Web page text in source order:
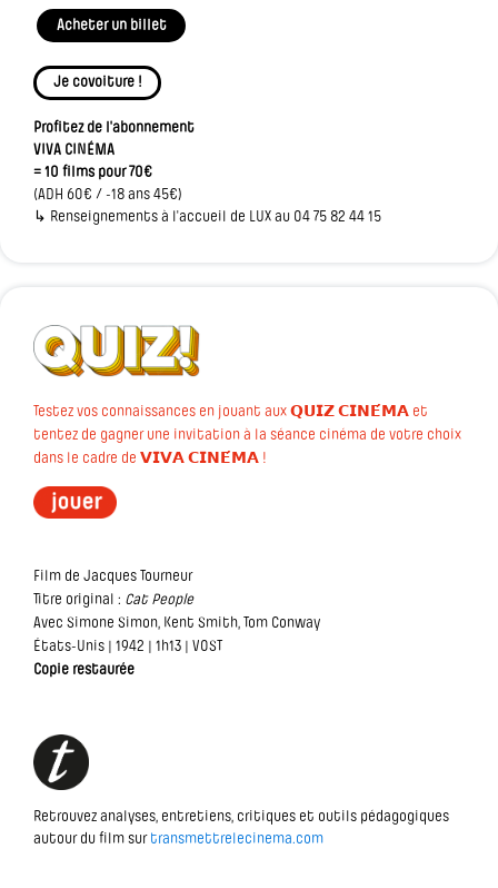
Acheter un billet
Je covoiture !
Profitez de l'abonnement
VIVA CINÉMA
= 10 films pour 70€
(ADH 60€ / -18 ans 45€)
↳ Renseignements à l'accueil de LUX au 04 75 82 44 15
Testez vos connaissances en jouant aux 𝗤𝗨𝗜𝗭 𝗖𝗜𝗡𝗘́𝗠𝗔 et
tentez de gagner une invitation à la séance cinéma de votre choix
dans le cadre de 𝗩𝗜𝗩𝗔 𝗖𝗜𝗡𝗘́𝗠𝗔 !
Film de Jacques Tourneur
Titre original : Cat People
Avec Simone Simon, Kent Smith, Tom Conway
États-Unis | 1942 | 1h13 | VOST
Copie restaurée
Retrouvez analyses, entretiens, critiques et outils pédagogiques
autour du film sur transmettrelecinema.com